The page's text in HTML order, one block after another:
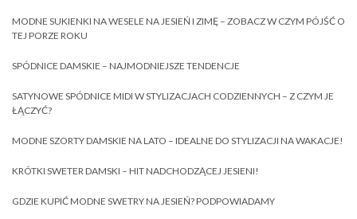
MODNE SUKIENKI NA WESELE NA JESIEŃ I ZIMĘ – ZOBACZ W CZYM PÓJŚĆ O
TEJ PORZE ROKU
SPÓDNICE DAMSKIE – NAJMODNIEJSZE TENDENCJE
SATYNOWE SPÓDNICE MIDI W STYLIZACJACH CODZIENNYCH – Z CZYM JE
ŁĄCZYĆ?
MODNE SZORTY DAMSKIE NA LATO – IDEALNE DO STYLIZACJI NA WAKACJE!
KRÓTKI SWETER DAMSKI – HIT NADCHODZĄCEJ JESIENI!
GDZIE KUPIĆ MODNE SWETRY NA JESIEŃ? PODPOWIADAMY